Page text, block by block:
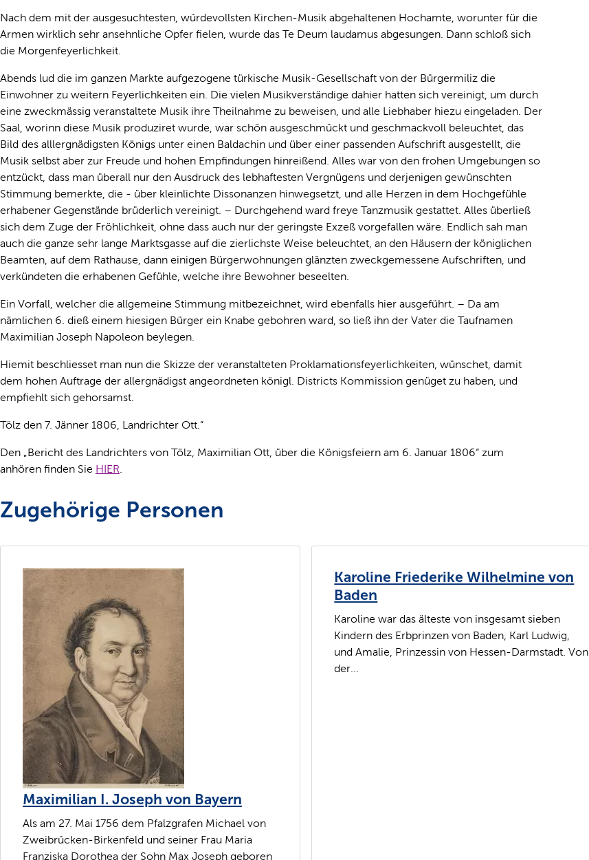
Nach dem mit der ausgesuchtesten, würdevollsten Kirchen-Musik abgehaltenen Hochamte, worunter für die
Armen wirklich sehr ansehnliche Opfer fielen, wurde das Te Deum laudamus abgesungen. Dann schloß sich
die Morgenfeyerlichkeit.
Abends lud die im ganzen Markte aufgezogene türkische Musik-Gesellschaft von der Bürgermiliz die
Einwohner zu weitern Feyerlichkeiten ein. Die vielen Musikverständige dahier hatten sich vereinigt, um durch
eine zweckmässig veranstaltete Musik ihre Theilnahme zu beweisen, und alle Liebhaber hiezu eingeladen. Der
Saal, worinn diese Musik produziret wurde, war schön ausgeschmückt und geschmackvoll beleuchtet, das
Bild des alllergnädigsten Königs unter einen Baldachin und über einer passenden Aufschrift ausgestellt, die
Musik selbst aber zur Freude und hohen Empfindungen hinreißend. Alles war von den frohen Umgebungen so
entzückt, dass man überall nur den Ausdruck des lebhaftesten Vergnügens und derjenigen gewünschten
Stimmung bemerkte, die - über kleinlichte Dissonanzen hinwegsetzt, und alle Herzen in dem Hochgefühle
erhabener Gegenstände brüderlich vereinigt. – Durchgehend ward freye Tanzmusik gestattet. Alles überließ
sich dem Zuge der Fröhlichkeit, ohne dass auch nur der geringste Exzeß vorgefallen wäre. Endlich sah man
auch die ganze sehr lange Marktsgasse auf die zierlichste Weise beleuchtet, an den Häusern der königlichen
Beamten, auf dem Rathause, dann einigen Bürgerwohnungen glänzten zweckgemessene Aufschriften, und
verkündeten die erhabenen Gefühle, welche ihre Bewohner beseelten.
Ein Vorfall, welcher die allgemeine Stimmung mitbezeichnet, wird ebenfalls hier ausgeführt. – Da am
nämlichen 6. dieß einem hiesigen Bürger ein Knabe gebohren ward, so ließ ihn der Vater die Taufnamen
Maximilian Joseph Napoleon beylegen.
Hiemit beschliesset man nun die Skizze der veranstalteten Proklamationsfeyerlichkeiten, wünschet, damit
dem hohen Auftrage der allergnädigst angeordneten königl. Districts Kommission genüget zu haben, und
empfiehlt sich gehorsamst.
Tölz den 7. Jänner 1806, Landrichter Ott.“
Den „Bericht des Landrichters von Tölz, Maximilian Ott, über die Königsfeiern am 6. Januar 1806“ zum
anhören finden Sie HIER
Zugehörige Personen
Maximilian I. Joseph von Bayern
Als am 27. Mai 1756 dem Pfalzgrafen Michael von
Zweibrücken-Birkenfeld und seiner Frau Maria
Franziska Dorothea der Sohn Max Joseph geboren
Karoline Friederike Wilhelmine von
Baden
Karoline war das älteste von insgesamt sieben
Kindern des Erbprinzen von Baden, Karl Ludwig,
und Amalie, Prinzessin von Hessen-Darmstadt. Von
der...